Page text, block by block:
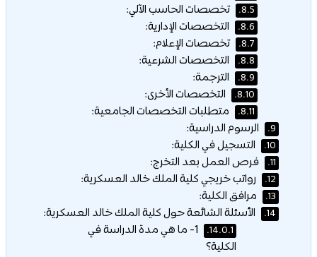
8.5. تخصصات الحاسب الآلي:
8.6. التخصصات الإدارية:
8.7. تخصصات الإعلام:
8.8. التخصصات الشرعية:
8.9. الترجمة:
8.10. التخصصات الأخرى:
8.11. متطلبات التخصصات الجامعية:
9. الرسوم الدراسية:
10. التسجيل في الكلية:
11. فرص العمل بعد التخرج:
12. رواتب خريجي كلية الملك خالد العسكرية:
13. مرافق الكلية:
14. الأسئلة الشائعة حول كلية الملك خالد العسكرية:
14.0.1.
1- ما هي مدة الدراسة في
الكلية؟